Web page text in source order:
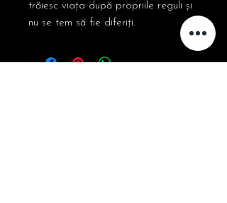
trăiesc viața după propriile reguli și
nu se tem să fie diferiți.